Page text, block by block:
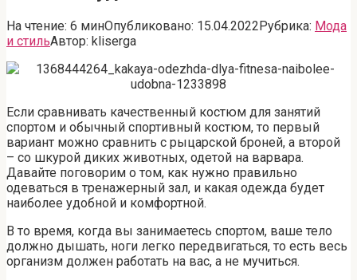
На чтение: 6 минОпубликовано: 15.04.2022Рубрика: Мода
и стильАвтор: kliserga
Если сравнивать качественный костюм для занятий
спортом и обычный спортивный костюм, то первый
вариант можно сравнить с рыцарской броней, а второй
– со шкурой диких животных, одетой на варвара.
Давайте поговорим о том, как нужно правильно
одеваться в тренажерный зал, и какая одежда будет
наиболее удобной и комфортной.
В то время, когда вы занимаетесь спортом, ваше тело
должно дышать, ноги легко передвигаться, то есть весь
организм должен работать на вас, а не мучиться.